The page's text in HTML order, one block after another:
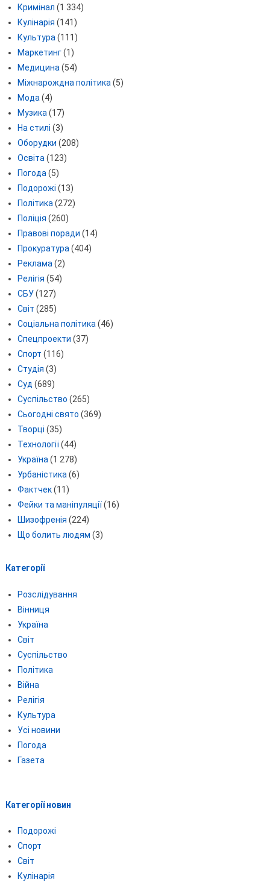
Кримінал (1 334)
Кулінарія (141)
Культура(111)
Маркетинг(1)
Медицина(54)
Міжнарождна політика(5)
Мода(4)
Музика(17)
На стилі (3)
Оборудки (208)
Освіта(123)
Погода(5)
Подорожі (13)
Політика(272)
Поліція (260)
Правові поради (14)
Прокуратура(404)
Реклама(2)
Релігія (54)
СБУ(127)
Світ (285)
Соціальна політика(46)
Спецпроекти (37)
Спорт (116)
Студія (3)
Суд (689)
Суспільство (265)
Сьогодні свято (369)
Творці (35)
Технології(44)
Україна(1 278)
Урбаністика(6)
Фактчек(11)
Фейки та маніпуляції(16)
Шизофренія (224)
Що болить людям (3)
Категорії
Розслідування
Вінниця
Україна
Світ
Суспільство
Політика
Війна
Релігія
Культура
Усі новини
Погода
Газета
Категорії новин
Подорожі
Спорт
Світ
Кулінарія